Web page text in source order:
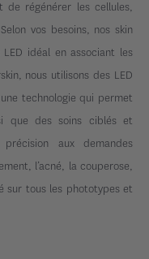
régénérer les cellules,
vos besoins, nos skin
idéal en associant les
nous utilisons des LED
technologie qui permet
que des soins ciblés et
aux demandes
l’acné, la couperose,
sur tous les phototypes et